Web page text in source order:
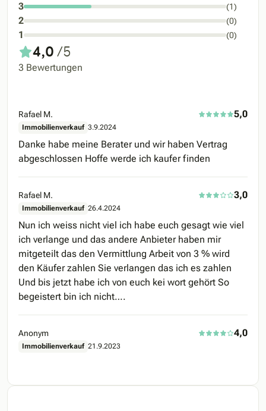
3 (1)
2 (0)
1 (0)
4,0 /5
3 Bewertungen
Rafael M. 5,0
Immobilienverkauf 3.9.2024
Danke habe meine Berater und wir haben Vertrag
abgeschlossen Hoffe werde ich kaufer finden
Rafael M. 3,0
Immobilienverkauf 26.4.2024
Nun ich weiss nicht viel ich habe euch gesagt wie viel
ich verlange und das andere Anbieter haben mir
mitgeteilt das den Vermittlung Arbeit von 3 % wird
den Käufer zahlen Sie verlangen das ich es zahlen
Und bis jetzt habe ich von euch kei wort gehört So
begeistert bin ich nicht….
Anonym 4,0
Immobilienverkauf 21.9.2023